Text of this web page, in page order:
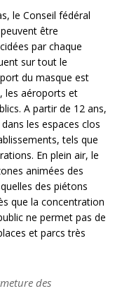
le Conseil fédéral
être
par chaque
sur tout le
du masque est
les aéroports et
A partir de 12 ans,
les espaces clos
tels que
En plein air, le
animées des
des piétons
que la concentration
ne permet pas de
et parcs très
des